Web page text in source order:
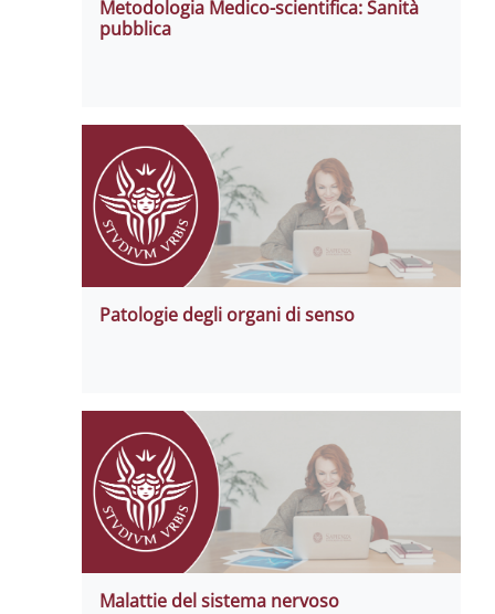
Metodologia Medico-scientifica: Sanità
pubblica
Patologie degli organi di senso
Malattie del sistema nervoso